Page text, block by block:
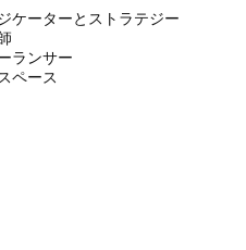
ケーターとストラテジー
ランサー
ペース